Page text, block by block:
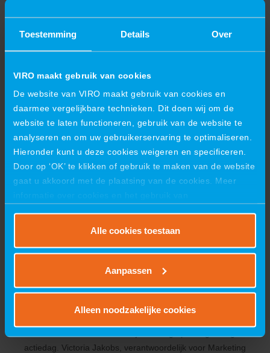
Toestemming Details Over
VIRO maakt gebruik van cookies
De website van VIRO maakt gebruik van cookies en
daarmee vergelijkbare technieken. Dit doen wij om de
website te laten functioneren, gebruik van de website te
analyseren en om uw gebruikerservaring te optimaliseren.
Hieronder kunt u deze cookies weigeren en specificeren.
Door op ‘OK’ te klikken of gebruik te maken van de website
gaat u akkoord met de plaatsing van de cookies. Meer
informatie over cookies en het gebruik van
Alle cookies toestaan
Aanpassen
Alleen noodzakelijke cookies
Na een korte pauze bij de tafelvoetbaltafel kregen de
Ze gingen zelf aan de slag om stiftehouders,
dobbelstenen en kaarthouders te ontwerpen, elk met
persoonlijke begeleiding. Dankzij de 3D-printer konden de
ontwerpen direct worden geprint en mee naar huis
genomen.
VIRO laat de deelnemers kennismaken met het
actiedag. Victoria Jakobs, verantwoordelijk voor Marketing